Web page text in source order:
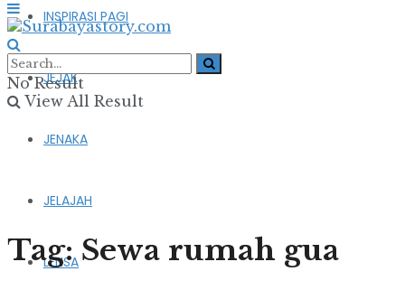
INSPIRASI PAGI
JEJAK
JENAKA
JELAJAH
LENSA
No Result
View All Result
Tag:Sewa rumah gua